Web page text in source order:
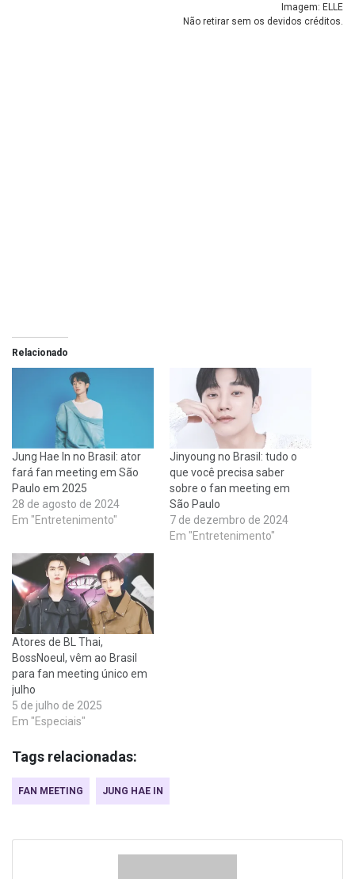
Imagem: ELLE
Não retirar sem os devidos créditos.
Relacionado
Jung Hae In no Brasil: ator
fará fan meeting em São
Paulo em 2025
28 de agosto de 2024
Em "Entretenimento"
Jinyoung no Brasil: tudo o
que você precisa saber
sobre o fan meeting em
São Paulo
7 de dezembro de 2024
Em "Entretenimento"
Atores de BL Thai,
BossNoeul, vêm ao Brasil
para fan meeting único em
julho
5 de julho de 2025
Em "Especiais"
Tags relacionadas:
FAN MEETING JUNG HAE IN